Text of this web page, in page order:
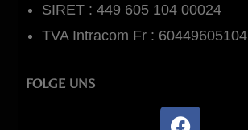
SIRET : 449 605 104 00024
TVA Intracom Fr : 60449605104
FOLGE UNS